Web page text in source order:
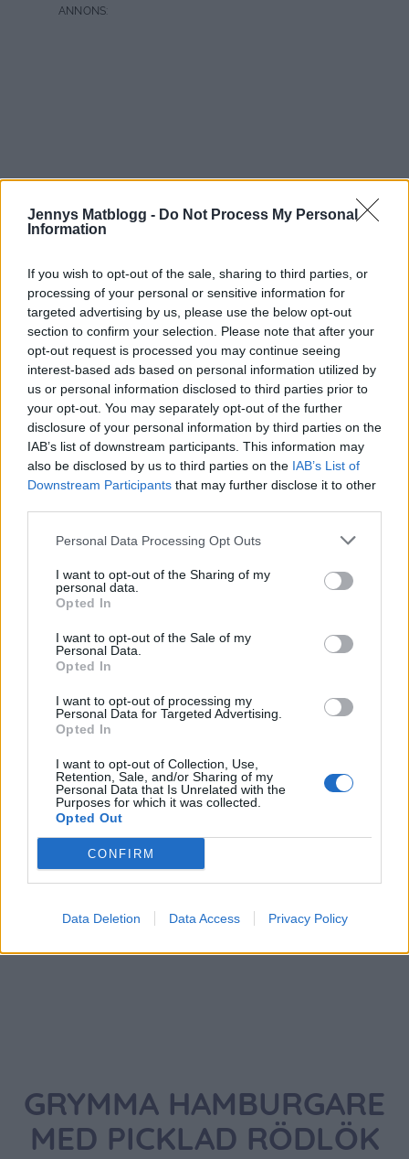
Jennys Matblogg - Do Not Process My Personal
Information
If you wish to opt-out of the sale, sharing to third parties, or
processing of your personal or sensitive information for
targeted advertising by us, please use the below opt-out
section to confirm your selection. Please note that after your
opt-out request is processed you may continue seeing
interest-based ads based on personal information utilized by
us or personal information disclosed to third parties prior to
your opt-out. You may separately opt-out of the further
disclosure of your personal information by third parties on the
IAB’s list of downstream participants. This information may
also be disclosed by us to third parties on the IAB’s List of
Downstream Participants that may further disclose it to other
Personal Data Processing Opt Outs
I want to opt-out of the Sharing of my
personal data.
Opted In
I want to opt-out of the Sale of my
Personal Data.
Opted In
I want to opt-out of processing my
Personal Data for Targeted Advertising.
Opted In
I want to opt-out of Collection, Use,
Retention, Sale, and/or Sharing of my
Personal Data that Is Unrelated with the
Purposes for which it was collected.
Opted Out
CONFIRM
Data Deletion Data Access Privacy Policy
Prenumerera Logga in
COMMENTS
GRYMMA HAMBURGARE
MED PICKLAD RÖDLÖK